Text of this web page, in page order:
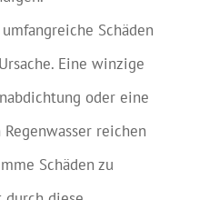
Schäden
Eine winzige
oder eine
reichen
Schäden zu